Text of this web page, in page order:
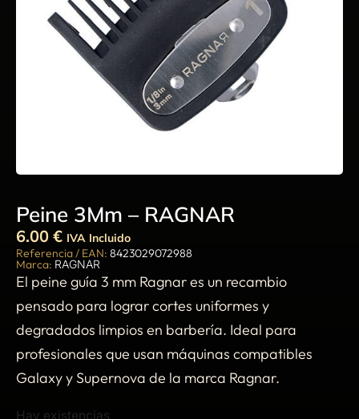
Peine 3Mm – RAGNAR
6.00 € IVA Incluido
Referencia / EAN: 8423029072988
Marca: RAGNAR
El peine guía 3 mm Ragnar es un recambio
pensado para lograr cortes uniformes y
degradados limpios en barbería. Ideal para
profesionales que usan máquinas compatibles
Galaxy y Supernova de la marca Ragnar.
Hay existencias